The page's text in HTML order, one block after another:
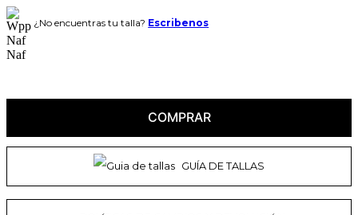
¿No encuentras tu talla? Escribenos
COMPRAR
GUÍA DE TALLAS